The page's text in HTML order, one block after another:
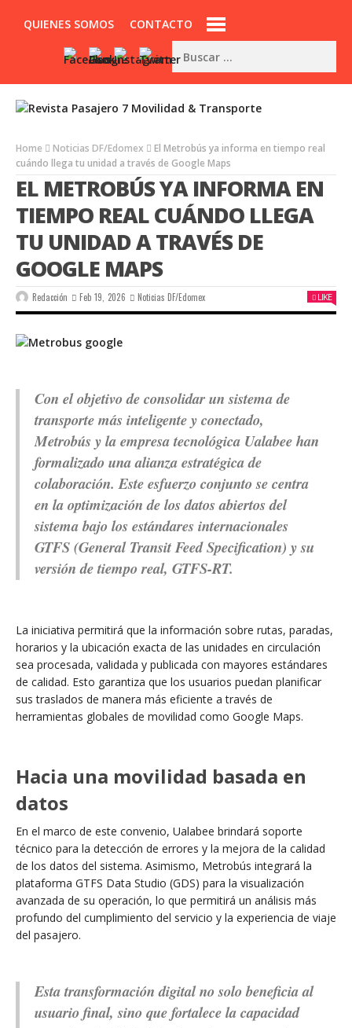
QUIENES SOMOS CONTACTO
Home Noticias DF/Edomex
El Metrobús ya informa en tiempo real
cuándo llega tu unidad a través de Google Maps
EL METROBÚS YA INFORMA EN
TIEMPO REAL CUÁNDO LLEGA
TU UNIDAD A TRAVÉS DE
GOOGLE MAPS
Redacción Feb 19, 2026 Noticias DF/Edomex LIKE
Con el objetivo de consolidar un sistema de
transporte más inteligente y conectado,
Metrobús y la empresa tecnológica Ualabee han
formalizado una alianza estratégica de
colaboración. Este esfuerzo conjunto se centra
en la optimización de los datos abiertos del
sistema bajo los estándares internacionales
GTFS (General Transit Feed Specification) y su
versión de tiempo real, GTFS-RT.
La iniciativa permitirá que la información sobre rutas, paradas,
horarios y la ubicación exacta de las unidades en circulación
sea procesada, validada y publicada con mayores estándares
de calidad. Esto garantiza que los usuarios puedan planificar
sus traslados de manera más eficiente a través de
herramientas globales de movilidad como Google Maps.
Hacia una movilidad basada en
datos
En el marco de este convenio, Ualabee brindará soporte
técnico para la detección de errores y la mejora de la calidad
de los datos del sistema. Asimismo, Metrobús integrará la
plataforma GTFS Data Studio (GDS) para la visualización
avanzada de su operación, lo que permitirá un análisis más
profundo del cumplimiento del servicio y la experiencia de viaje
del pasajero.
Esta transformación digital no solo beneficia al
usuario final, sino que fortalece la capacidad